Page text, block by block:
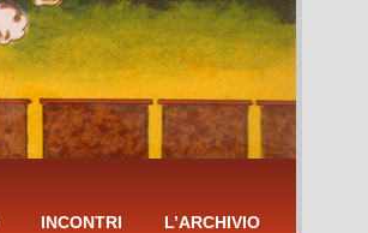
INCONTRI L’ARCHIVIO